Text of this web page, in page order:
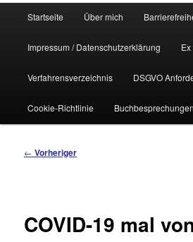
Startseite Über mich
Impressum / Datenschutzerklärung
Verfahrensverzeichnis DSGVO
Cookie-Richtlinie Buchbesprechungen
Beitragsnavigation
← Vorheriger
COVID-19 mal